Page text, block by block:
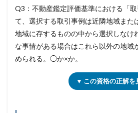
Q3：不動産鑑定評価基準における「
て、選択する取引事例は近隣地域また
地域に存するものの中から選択しなけ
な事情がある場合はこれら以外の地域
められる。◯か×か。
▼ この資格の正解を